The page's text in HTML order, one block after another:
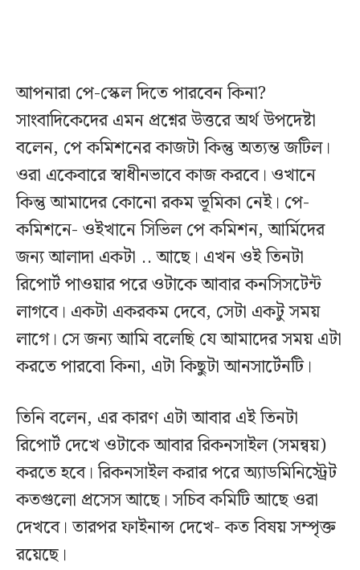
আপনারা পে-স্কেল দিতে পারবেন কিনা?
সাংবাদিকেদের এমন প্রশ্নের উত্তরে অর্থ উপদেষ্টা
বলেন, পে কমিশনের কাজটা কিন্তু অত্যন্ত জটিল।
ওরা একেবারে স্বাধীনভাবে কাজ করবে। ওখানে
কিন্তু আমাদের কোনো রকম ভূমিকা নেই। পে-
কমিশনে- ওইখানে সিভিল পে কমিশন, আর্মিদের
জন্য আলাদা একটা .. আছে। এখন ওই তিনটা
রিপোর্ট পাওয়ার পরে ওটাকে আবার কনসিসটেন্ট
লাগবে। একটা একরকম দেবে, সেটা একটু সময়
লাগে। সে জন্য আমি বলেছি যে আমাদের সময় এটা
করতে পারবো কিনা, এটা কিছুটা আনসার্টেনটি।
তিনি বলেন, এর কারণ এটা আবার এই তিনটা
রিপোর্ট দেখে ওটাকে আবার রিকনসাইল (সমন্বয়)
করতে হবে। রিকনসাইল করার পরে অ্যাডমিনিস্ট্রেট
কতগুলো প্রসেস আছে। সচিব কমিটি আছে ওরা
দেখবে। তারপর ফাইনান্স দেখে- কত বিষয় সম্পৃক্ত
রয়েছে।